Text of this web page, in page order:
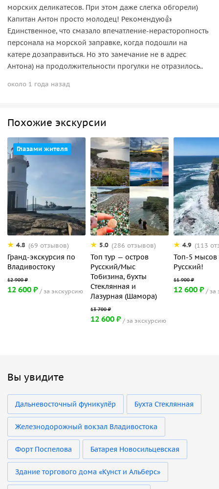
морских деликатесов. При этом даже слегка обгорели)
Капитан Антон просто молодец! Рекомендую👍
Единственное, что смазало впечатление-нерасторопность
персонала на морской заправке, когда подошли на
катере дозаправиться. Но это замечание не в адрес
Антона) на продолжительности прогулки не отразилось..
около 1 года назад
Похожие экскурсии
Глазами жителя
4.8 (69 отзывов)
Гранд-экскурсия по
Владивостоку
12 600 ₽ за экскурсию
5.0 (286 отзывов)
Топ тур — остров
Русский/Мыс
Тобизина, бухты
Стеклянная и
Лазурная (Шамора)
12 600 ₽ за экскурсию
4.9 (113
Топ-5 мысов
Русский!
12 600 ₽ за
Вы увидите
Дальневосточный фуникулёр Бухта Стеклянная
Железнодорожный вокзал Владивостока
Форт Поспелова Батарея Новосильцевская
Здание торгового дома «Кунст и Альберс»